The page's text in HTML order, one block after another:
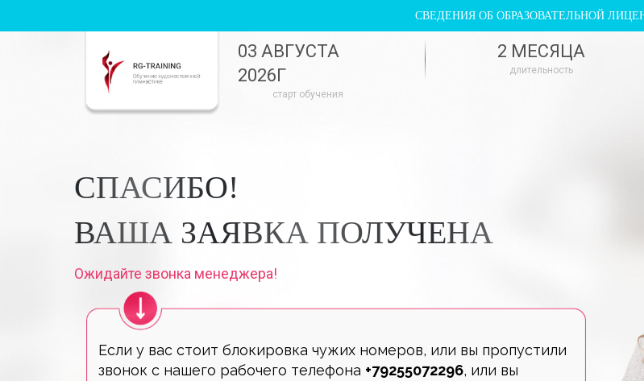
СВЕДЕНИЯ ОБ ОБРАЗОВАТЕЛЬНОЙ
03 АВГУСТА
2026Г
старт обучения
2 МЕСЯЦА
длительность
СПАСИБО!
ВАША ЗАЯВКА ПОЛУЧЕНА
Ожидайте звонка менеджера!
Если у вас стоит блокировка чужих номеров, или вы пропустили
звонок с нашего рабочего телефона +79255072296, или вы